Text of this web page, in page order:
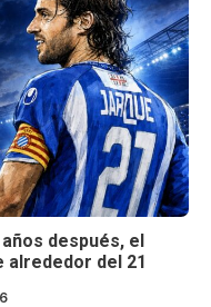
después, el
alrededor del 21